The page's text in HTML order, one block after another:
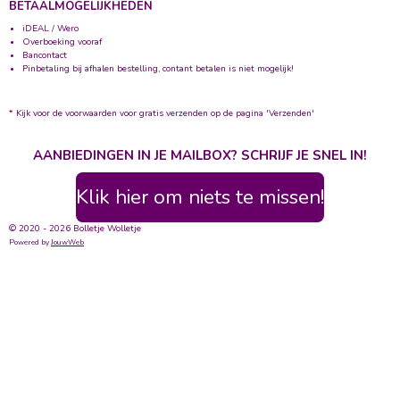
BETAALMOGELIJKHEDEN
iDEAL / Wero
Overboeking vooraf
Bancontact
Pinbetaling bij afhalen bestelling, contant betalen is niet mogelijk!
* Kijk voor de voorwaarden voor gratis verzenden op de pagina 'Verzenden'
AANBIEDINGEN IN JE MAILBOX? SCHRIJF JE SNEL IN!
Klik hier om niets te missen!
© 2020 - 2026 Bolletje Wolletje
Powered byJouwWeb